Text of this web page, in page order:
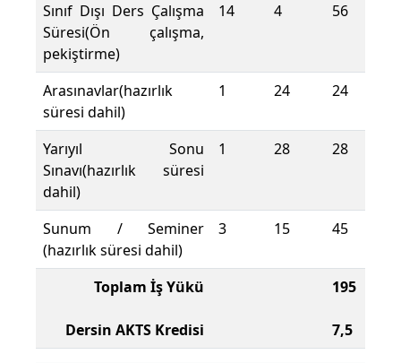
Sınıf Dışı Ders Çalışma
Süresi(Ön çalışma,
pekiştirme)
14 4 56
Arasınavlar(hazırlık
süresi dahil)
1 24 24
Yarıyıl Sonu
Sınavı(hazırlık süresi
dahil)
1 28 28
Sunum / Seminer
(hazırlık süresi dahil)
3 15 45
Toplam İş Yükü
Dersin AKTS Kredisi
195
7,5